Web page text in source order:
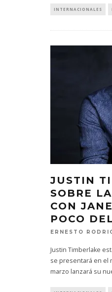
INTERNACIONALES
JUSTIN
SOBRE
CON
POCO
ERNESTO
Justin Timberlake
se presentará en el
marzo lanzará su